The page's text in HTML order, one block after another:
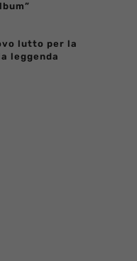
lutto per la
leggenda